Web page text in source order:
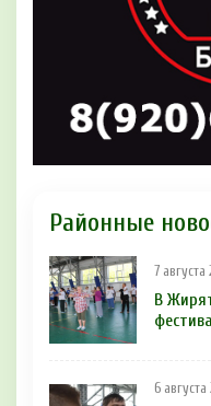
Районные
7 августа
В
6 августа